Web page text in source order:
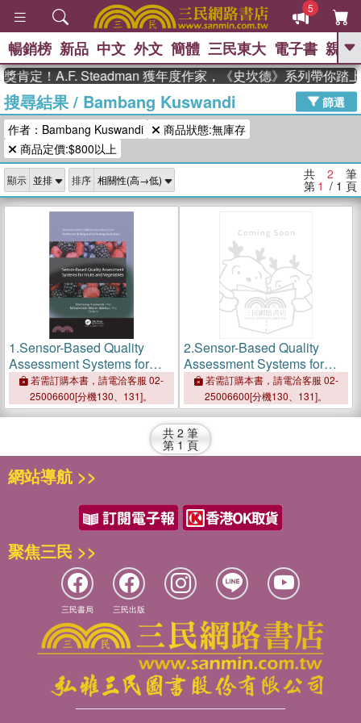
5
GO
熱搜： 東野圭吾 高希均教授回憶錄
、 The Odyssey 、 父親節 、 如果歷
史是一群喵 、 暑期推薦
登輝時代 、 數學女孩：黎曼猜想 、
偉大的迷走神經
暢銷榜 新品 中文 外文 簡體 三民東大 電子書 親子
肯定！A.F. Steadman 獲年度作家，《史坎德》系列帶你踏
搜尋結果/ Bambang Kuswandi
篩選
作者：Bambang Kuswandi
商品狀態:無庫存
商品定價:$800以上
顯示 排序 共 2 筆
第 1 / 1 頁
1.Sensor-Based Quality
Assessment Systems for
Fruits and Vegetables
若需訂購本書，請電洽客服 02-
25006600[分機130、131]。
2.Sensor-Based Quality
Assessment Systems for
Fruits and Vegetables
若需訂購本書，請電洽客服 02-
25006600[分機130、131]。
共 2 筆
第 1 頁
網站導航 >>
聚焦三民 >>
三民書局 三民出版